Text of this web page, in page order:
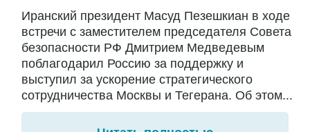
Иранский президент Масуд Пезешкиан в ходе
встречи с заместителем председателя Совета
безопасности РФ Дмитрием Медведевым
поблагодарил Россию за поддержку и
выступил за ускорение стратегического
сотрудничества Москвы и Тегерана. Об этом...